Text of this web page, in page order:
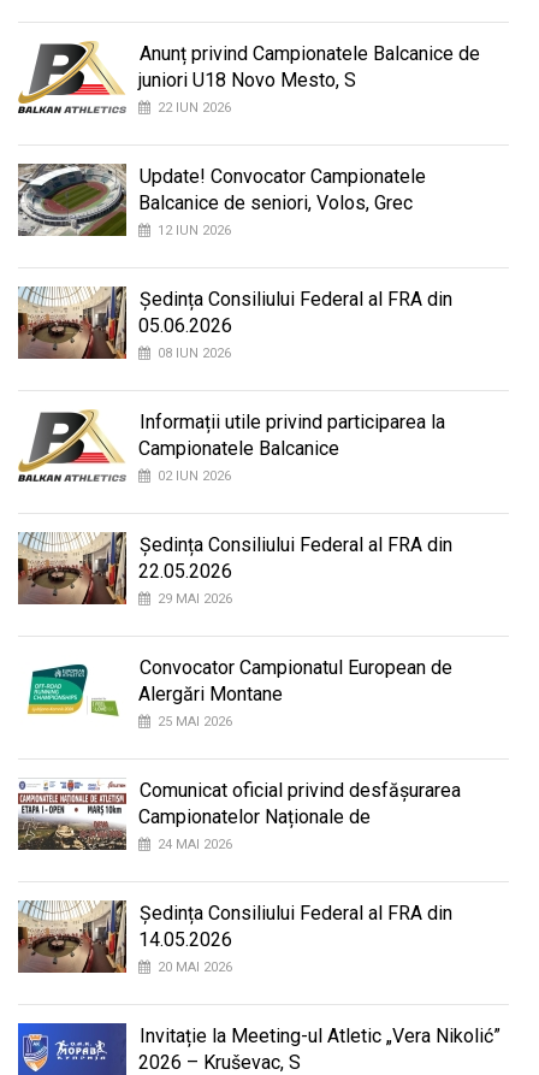
Anunț privind Campionatele Balcanice de
juniori U18 Novo Mesto, S
22 IUN 2026
Update! Convocator Campionatele
Balcanice de seniori, Volos, Grec
12 IUN 2026
Ședința Consiliului Federal al FRA din
05.06.2026
08 IUN 2026
Informații utile privind participarea la
Campionatele Balcanice
02 IUN 2026
Ședința Consiliului Federal al FRA din
22.05.2026
29 MAI 2026
Convocator Campionatul European de
Alergări Montane
25 MAI 2026
Comunicat oficial privind desfășurarea
Campionatelor Naționale de
24 MAI 2026
Ședința Consiliului Federal al FRA din
14.05.2026
20 MAI 2026
Invitație la Meeting-ul Atletic „Vera Nikolić”
2026 – Kruševac, S